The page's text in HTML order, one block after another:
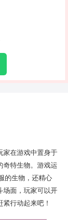
家在游戏中置身于
奇特生物。游戏运
的生物，还精心
场面，玩家可以开
行动起来吧！